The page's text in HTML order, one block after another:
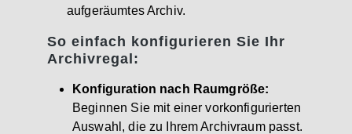
aufgeräumtes Archiv.
So einfach konfigurieren Sie Ihr
Archivregal:
Konfiguration nach Raumgröße:
Beginnen Sie mit einer vorkonfigurierten
Auswahl, die zu Ihrem Archivraum passt.